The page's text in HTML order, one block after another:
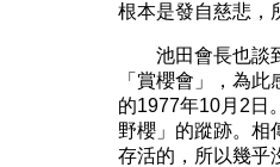
根本是發自慈悲，
池田會長也談到
「賞櫻會」，為
的1977年10月2日
野櫻」的蹤跡。相
存活的，所以幾乎